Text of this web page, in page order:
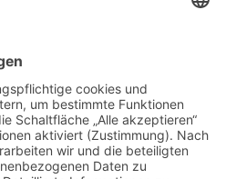
GESCHÜTZT
PRODUKT